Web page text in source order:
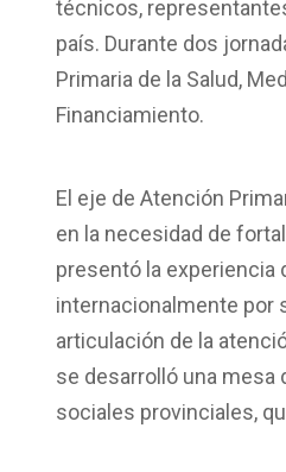
técnicos,
país. Durante dos
Primaria de la Salud,
Financiamiento.
El eje de Atención
en la necesidad de
presentó la experiencia
internacionalmente por
articulación de la
se desarrolló una mesa
sociales provinciales,